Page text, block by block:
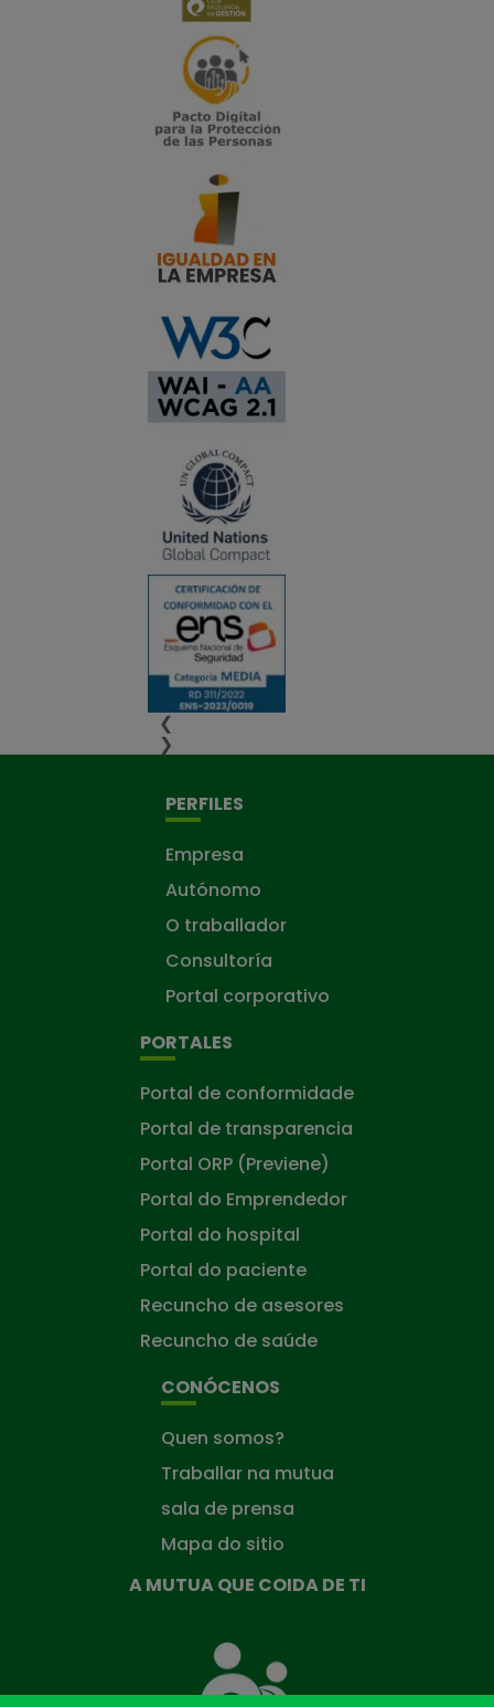
❮
❯
PERFILES
Empresa
Autónomo
O traballador
Consultoría
Portal corporativo
PORTALES
Portal de conformidade
Portal de transparencia
Portal ORP (Previene)
Portal do Emprendedor
Portal do hospital
Portal do paciente
Recuncho de asesores
Recuncho de saúde
CONÓCENOS
Quen somos?
Traballar na mutua
sala de prensa
Mapa do sitio
A MUTUA QUE COIDA DE TI
Mutua
que